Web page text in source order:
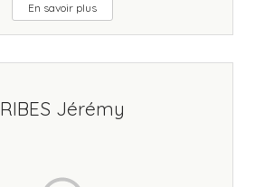
En savoir plus
RIBES Jérémy